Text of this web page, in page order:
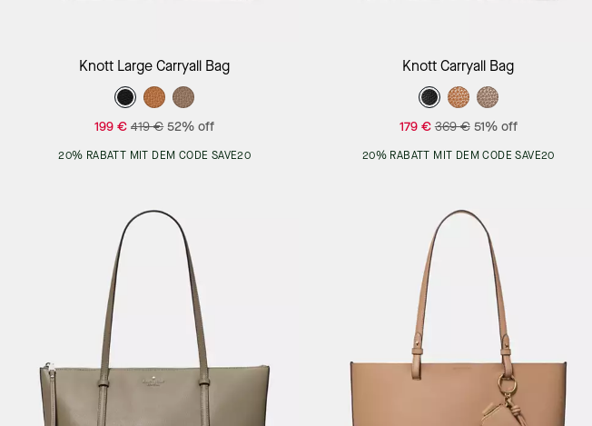
Add to Bag
Knott Large Carryall Bag
199 € 419 € 52% off
20% RABATT MIT DEM CODE SAVE20
Add to Bag
Knott Carryall Bag
179 € 369 € 51% off
20% RABATT MIT DEM CODE SAVE20